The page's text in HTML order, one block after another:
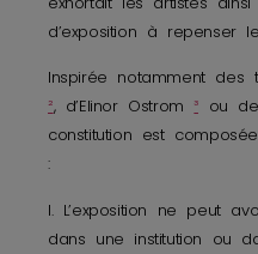
d’exposition à repenser
Inspirée notamment des
², d’Elinor Ostrom ³ ou
constitution est
:
I. L’exposition ne peut
dans une institution ou